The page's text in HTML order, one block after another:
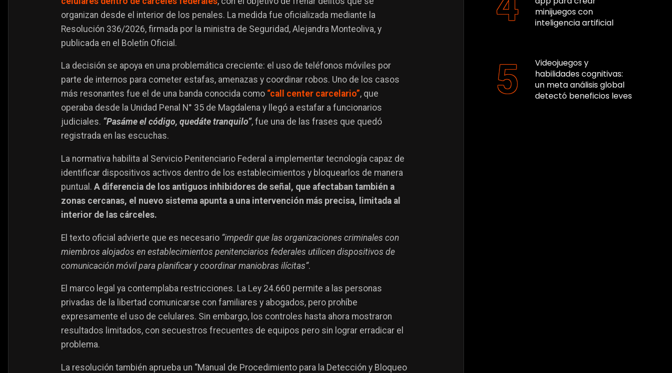
organizan desde el interior de los penales. La medida fue oficializada mediante la
Resolución 336/2026, firmada por la ministra de Seguridad, Alejandra Monteoliva, y
publicada en el Boletín Oficial.
La decisión se apoya en una problemática creciente: el uso de teléfonos móviles por
parte de internos para cometer estafas, amenazas y coordinar robos. Uno de los casos
más resonantes fue el de una banda conocida como “call center carcelario”, que
operaba desde la Unidad Penal N° 35 de Magdalena y llegó a estafar a funcionarios
judiciales. “Pasáme el código, quedáte tranquilo”, fue una de las frases que quedó
registrada en las escuchas.
La normativa habilita al Servicio Penitenciario Federal a implementar tecnología capaz de
identificar dispositivos activos dentro de los establecimientos y bloquearlos de manera
puntual. A diferencia de los antiguos inhibidores de señal, que afectaban también a
zonas cercanas, el nuevo sistema apunta a una intervención más precisa, limitada al
interior de las cárceles.
El texto oficial advierte que es necesario “impedir que las organizaciones criminales con
miembros alojados en establecimientos penitenciarios federales utilicen dispositivos de
comunicación móvil para planificar y coordinar maniobras ilícitas”.
El marco legal ya contemplaba restricciones. La Ley 24.660 permite a las personas
privadas de la libertad comunicarse con familiares y abogados, pero prohíbe
expresamente el uso de celulares. Sin embargo, los controles hasta ahora mostraron
resultados limitados, con secuestros frecuentes de equipos pero sin lograr erradicar el
problema.
La resolución también aprueba un “Manual de Procedimiento para la Detección y Bloqueo
minijuegos con
inteligencia artificial
Videojuegos y
habilidades cognitivas:
un meta análisis global
detectó beneficios leves